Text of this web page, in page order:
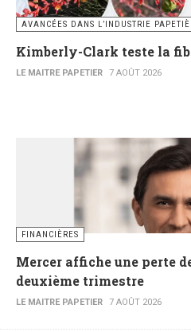
AVANCÉES DANS L’INDUSTRIE
Kimberly-Clark teste la
LE MAITRE PAPETIER 7 AOÛT 2026
FINANCIÈRES
Mercer affiche une perte
deuxième trimestre
LE MAITRE PAPETIER 7 AOÛT 2026